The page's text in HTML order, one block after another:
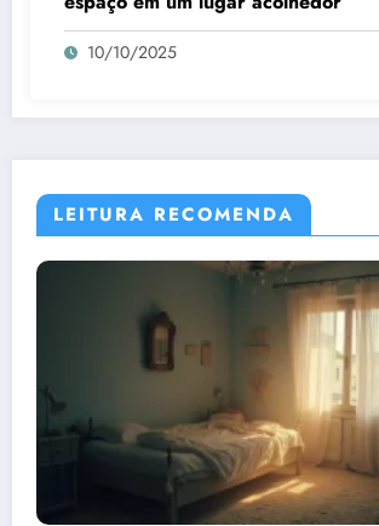
10/10/2025
LEITURA RECOMENDA